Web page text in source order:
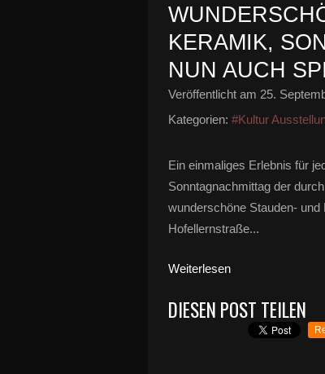
KERAMIK,
NUN AUCH
Veröffentlicht am 25.
Kategorien: #Kultur
Ein einmaliges Erlebnis für
Sonntagnachmittag der
wunderschöne Stauden-
Hofellernstraße...
Weiterlesen
DIESEN POST TEILEN